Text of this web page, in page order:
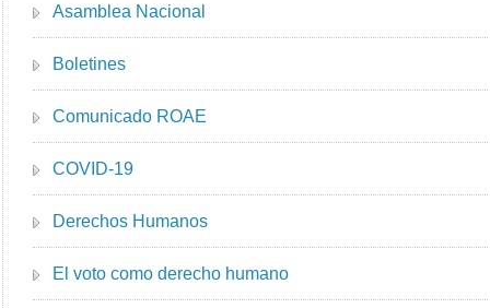
Asamblea Nacional
Boletines
Comunicado ROAE
COVID-19
Derechos Humanos
El voto como derecho humano